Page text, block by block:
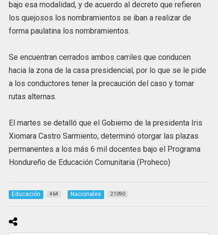
bajo esa modalidad, y de acuerdo al decreto que refieren
los quejosos los nombramientos se iban a realizar de
forma paulatina los nombramientos.
Se encuentran cerrados ambos carriles que conducen
hacia la zona de la casa presidencial, por lo que se le pide
a los conductores tener la precaución del caso y tomar
rutas alternas.
El martes se detalló que el Gobierno de la presidenta Iris
Xiomara Castro Sarmiento, determinó otorgar las plazas
permanentes a los más 6 mil docentes bajo el Programa
Hondureño de Educación Comunitaria (Proheco)
Educación 464 Nacionales 21090